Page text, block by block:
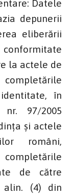
Datele
depunerii
eliberării
la actele de
în
nr. 97/2005
şi actele
români,
de către
alin. (4) din